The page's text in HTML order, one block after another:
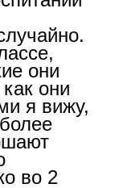
они
они
я вижу,
во 2